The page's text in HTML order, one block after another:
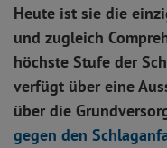
Heute ist sie die
und zugleich
höchste Stufe der
verfügt über eine
über die
gegen den